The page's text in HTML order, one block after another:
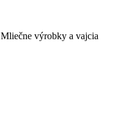
Mliečne výrobky a vajcia